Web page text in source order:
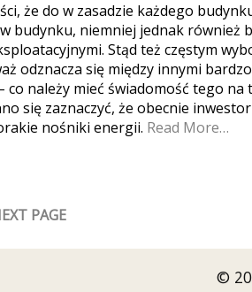
że do w zasadzie każdego
budynku, niemniej jednak również
Stąd też częstym
odznacza się między innymi
co należy mieć świadomość tego na
się zaznaczyć, że obecnie
nośniki energii. Read More…
PAGE
©